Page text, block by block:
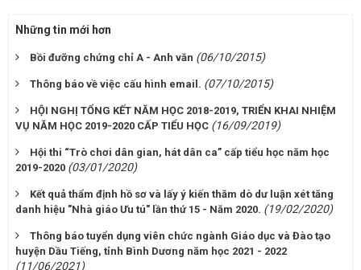
Những tin mới hơn
Bồi đưỡng chứng chỉ A - Anh văn (06/10/2015)
Thông báo về việc cấu hình email. (07/10/2015)
HỘI NGHỊ TỔNG KẾT NĂM HỌC 2018-2019, TRIỂN KHAI NHIỆM
VỤ NĂM HỌC 2019-2020 CẤP TIỂU HỌC (16/09/2019)
Hội thi “Trò chơi dân gian, hát dân ca” cấp tiểu học năm học
2019-2020 (03/01/2020)
Kết quả thẩm định hồ sơ và lấy ý kiến thăm dò dư luận xét tăng
danh hiệu "Nhà giáo Ưu tú" lần thứ 15 - Năm 2020. (19/02/2020)
Thông báo tuyển dụng viên chức ngành Giáo dục và Đào tạo
huyện Dầu Tiếng, tỉnh Bình Dương năm học 2021 - 2022
(11/06/2021)